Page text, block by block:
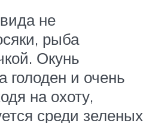
не
рыба
Окунь
голоден и очень
на охоту,
среди зеленых